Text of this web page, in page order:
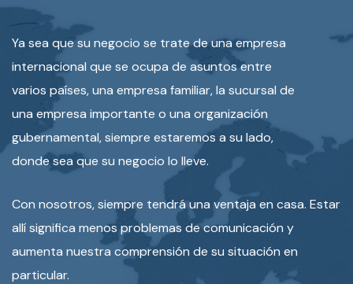
Ya sea que su negocio se trate de una empresa
internacional que se ocupa de asuntos entre
varios países, una empresa familiar, la sucursal de
una empresa importante o una organización
gubernamental, siempre estaremos a su lado,
donde sea que su negocio lo lleve.
Con nosotros, siempre tendrá una ventaja en casa. Estar
allí significa menos problemas de comunicación y
aumenta nuestra comprensión de su situación en
particular.